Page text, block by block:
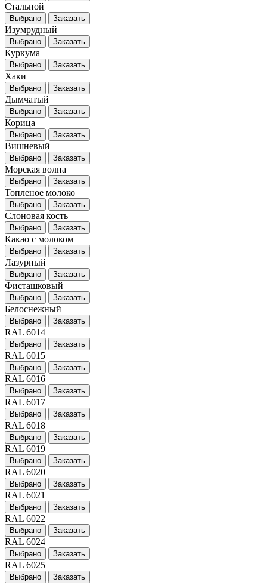
Стальной
Выбрано Заказать
Изумрудный
Выбрано Заказать
Куркума
Выбрано Заказать
Хаки
Выбрано Заказать
Дымчатый
Выбрано Заказать
Корица
Выбрано Заказать
Вишневый
Выбрано Заказать
Морская волна
Выбрано Заказать
Топленое молоко
Выбрано Заказать
Слоновая кость
Выбрано Заказать
Какао с молоком
Выбрано Заказать
Лазурный
Выбрано Заказать
Фисташковый
Выбрано Заказать
Белоснежный
Выбрано Заказать
RAL 6014
Выбрано Заказать
RAL 6015
Выбрано Заказать
RAL 6016
Выбрано Заказать
RAL 6017
Выбрано Заказать
RAL 6018
Выбрано Заказать
RAL 6019
Выбрано Заказать
RAL 6020
Выбрано Заказать
RAL 6021
Выбрано Заказать
RAL 6022
Выбрано Заказать
RAL 6024
Выбрано Заказать
RAL 6025
Выбрано Заказать